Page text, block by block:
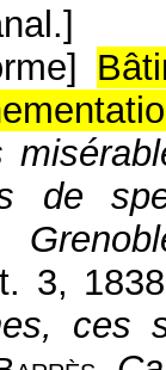
de
t. 3, 1838
ces